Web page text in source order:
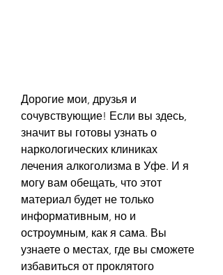
Дорогие мои, друзья и
сочувствующие! Если вы здесь,
значит вы готовы узнать о
наркологических клиниках
лечения алкоголизма в Уфе. И я
могу вам обещать, что этот
материал будет не только
информативным, но и
остроумным, как я сама. Вы
узнаете о местах, где вы сможете
избавиться от проклятого